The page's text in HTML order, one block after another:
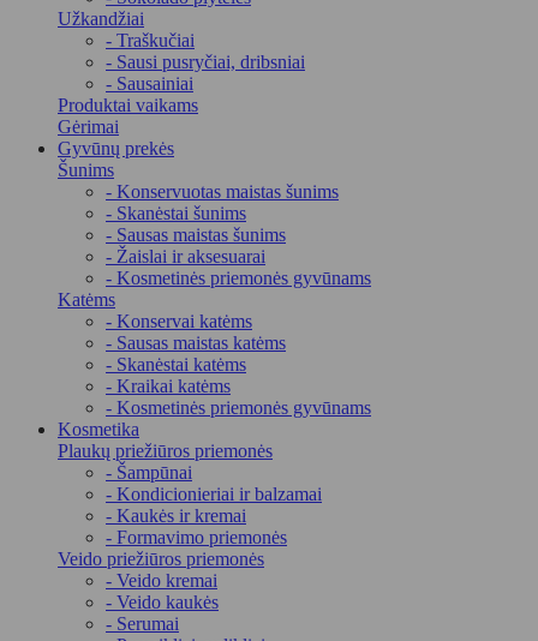
Užkandžiai
- Traškučiai
- Sausi pusryčiai, dribsniai
- Sausainiai
Produktai vaikams
Gėrimai
Gyvūnų prekės
Šunims
- Konservuotas maistas šunims
- Skanėstai šunims
- Sausas maistas šunims
- Žaislai ir aksesuarai
- Kosmetinės priemonės gyvūnams
Katėms
- Konservai katėms
- Sausas maistas katėms
- Skanėstai katėms
- Kraikai katėms
- Kosmetinės priemonės gyvūnams
Kosmetika
Plaukų priežiūros priemonės
- Šampūnai
- Kondicionieriai ir balzamai
- Kaukės ir kremai
- Formavimo priemonės
Veido priežiūros priemonės
- Veido kremai
- Veido kaukės
- Serumai